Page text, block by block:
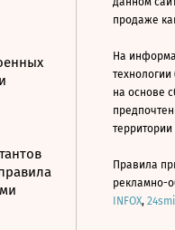
продаже
На
на основе
Правила
рекламно-
INFOX, 24smi